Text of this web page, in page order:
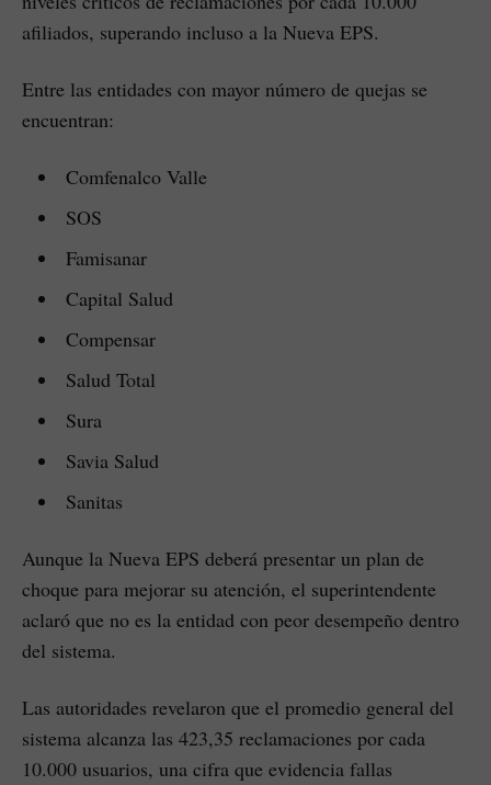
afiliados, superando incluso a la Nueva EPS.
Entre las entidades con mayor número de quejas se
encuentran:
Comfenalco Valle
SOS
Famisanar
Capital Salud
Compensar
Salud Total
Sura
Savia Salud
Sanitas
Aunque la Nueva EPS deberá presentar un plan de
choque para mejorar su atención, el superintendente
aclaró que no es la entidad con peor desempeño dentro
del sistema.
Las autoridades revelaron que el promedio general del
sistema alcanza las 423,35 reclamaciones por cada
10.000 usuarios, una cifra que evidencia fallas